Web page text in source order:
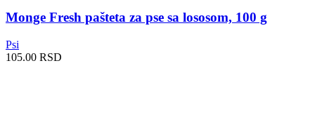
Monge Fresh pašteta za pse sa lososom, 100 g
Psi
105.00 RSD